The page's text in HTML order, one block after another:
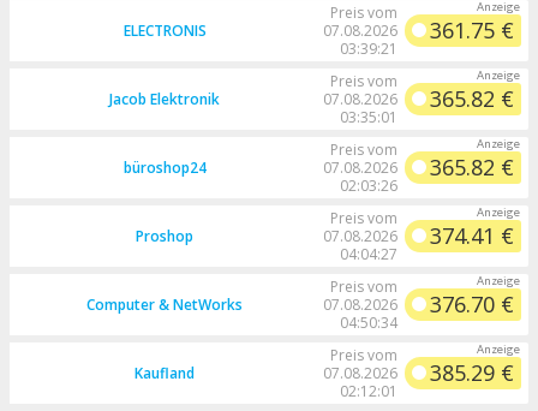
ELECTRONIS
Preis vom
07.08.2026
03:39:21
361.75 €
Jacob Elektronik
Preis vom
07.08.2026
03:35:01
365.82 €
büroshop24
Preis vom
07.08.2026
02:03:26
365.82 €
Proshop
Preis vom
07.08.2026
04:04:27
374.41 €
Computer & NetWorks
Preis vom
07.08.2026
04:50:34
376.70 €
Kaufland
Preis vom
07.08.2026
02:12:01
385.29 €